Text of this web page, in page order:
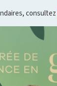
consultez